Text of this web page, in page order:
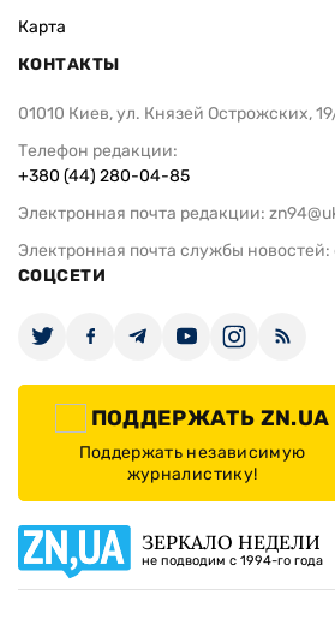
Карта
КОНТАКТЫ
01010 Киев, ул. Князей Острожских,
Телефон редакции:
+380 (44) 280-04-85
Электронная почта редакции:
Электронная почта службы новостей:
СОЦСЕТИ
ПОДДЕРЖАТЬ ZN.UA
Поддержать независимую
журналистику!
ЗЕРКАЛО НЕДЕЛИ
не подводим с 1994-го года